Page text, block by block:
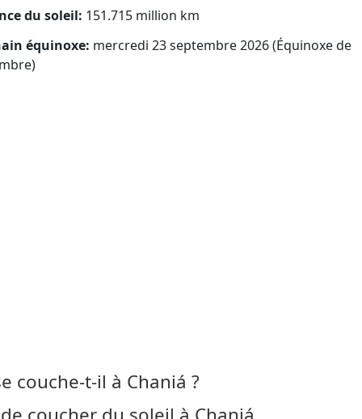
du soleil: 151.715 million km
équinoxe: mercredi 23 septembre 2026 (Équinoxe de
couche-t-il à Chaniá ?